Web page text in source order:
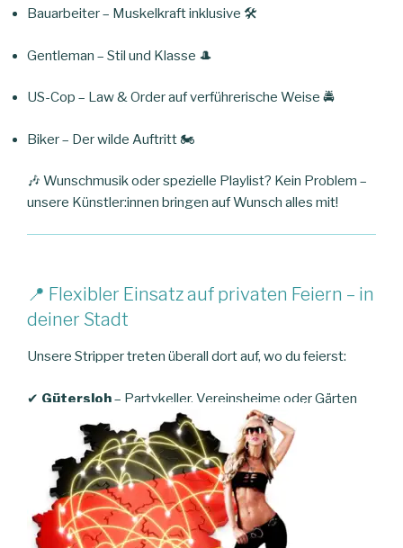
Bauarbeiter – Muskelkraft inklusive 🛠️
Gentleman – Stil und Klasse 🎩
US-Cop – Law & Order auf verführerische Weise 🚔
Biker – Der wilde Auftritt 🏍️
🎶 Wunschmusik oder spezielle Playlist? Kein Problem –
unsere Künstler:innen bringen auf Wunsch alles mit!
📍 Flexibler Einsatz auf privaten Feiern – in
deiner Stadt
Unsere Stripper treten überall dort auf, wo du feierst:
✔ Gütersloh– Partykeller, Vereinsheime oder Gärten